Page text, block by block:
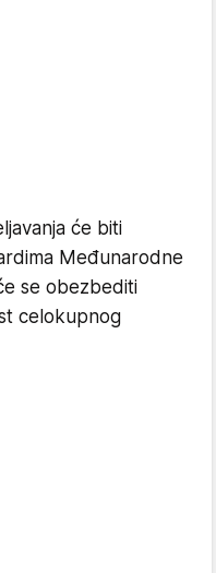
će biti
Međunarodne
se obezbediti
celokupnog